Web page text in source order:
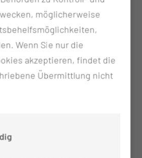
therapeutischer Behandlung.
Diagnostik und moderne
wir die unterschiedlichen
und den Schmerzherd
liegt uns ebenfalls unserer
Auf unserer Station
zur Pflegefachfrau und zum
und geschult.
HABEN UNSERE
möglicherweise
Wenn Sie nur die
akzeptieren, findet die
Übermittlung nicht